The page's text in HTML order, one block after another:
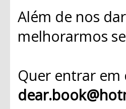
Além de nos
melhorarmos
Quer entrar em